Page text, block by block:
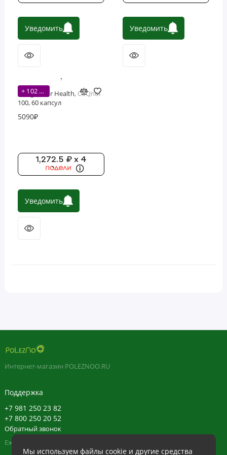
Витамины
Уведомить Уведомить
+ 102 бонусов
Designs For Health, CoQnol
100, 60 капсул
5090₽
1,272.5 ₽ x 4
Уведомить
Мы используем файлы cookie и другие средства
Интернет-магазин POLEZNOO.RU
Поддержка
+7 981 250 23 82
+7 800 250 20 52
Обратный звонок
Ежедневно в будние с 11:30 до 20:30, в выходные с 11:30 до 19:30